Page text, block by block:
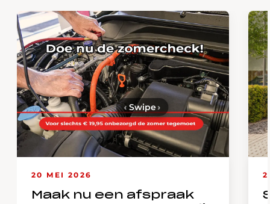
20 MEI 2026
Maak nu een afspraak
‹ Swipe›